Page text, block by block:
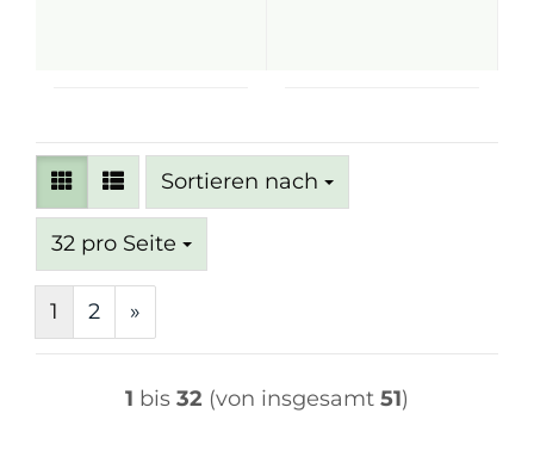
Sortieren nach
Sortieren nach
32 pro Seite
pro Seite
1 2 »
1 bis 32 (von insgesamt 51)